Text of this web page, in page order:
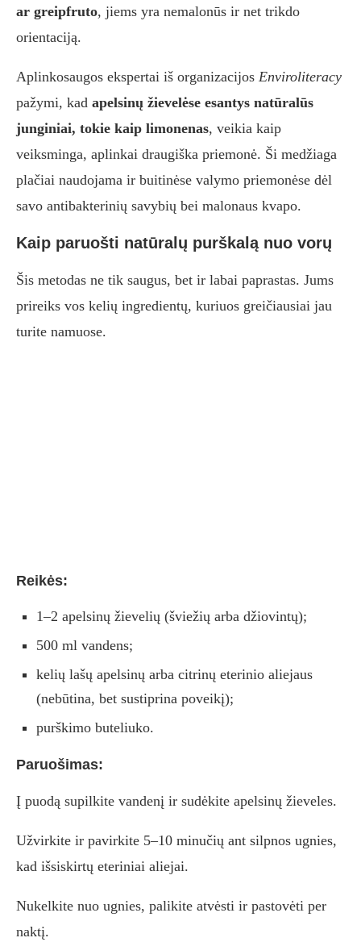
ar greipfruto, jiems yra nemalonūs ir net trikdo
orientaciją.
Aplinkosaugos ekspertai iš organizacijos Enviroliteracy
pažymi, kad apelsinų žievelėse esantys natūralūs
junginiai, tokie kaip limonenas, veikia kaip
veiksminga, aplinkai draugiška priemonė. Ši medžiaga
plačiai naudojama ir buitinėse valymo priemonėse dėl
savo antibakterinių savybių bei malonaus kvapo.
Kaip paruošti natūralų purškalą nuo vorų
Šis metodas ne tik saugus, bet ir labai paprastas. Jums
prireiks vos kelių ingredientų, kuriuos greičiausiai jau
turite namuose.
Reikės:
1–2 apelsinų žievelių (šviežių arba džiovintų);
500 ml vandens;
kelių lašų apelsinų arba citrinų eterinio aliejaus
(nebūtina, bet sustiprina poveikį);
purškimo buteliuko.
Paruošimas:
Į puodą supilkite vandenį ir sudėkite apelsinų žieveles.
Užvirkite ir pavirkite 5–10 minučių ant silpnos ugnies,
kad išsiskirtų eteriniai aliejai.
Nukelkite nuo ugnies, palikite atvėsti ir pastovėti per
naktį.